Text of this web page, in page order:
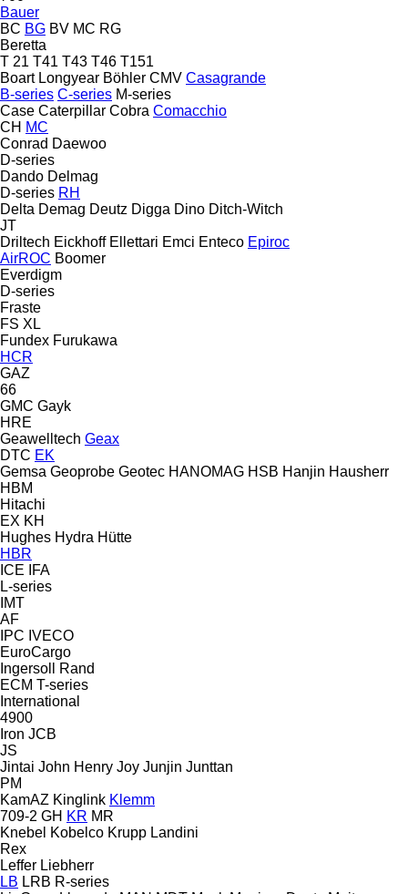
Bauer
BC BG BV MC RG
Beretta
T 21 T41 T43 T46 T151
Boart Longyear Böhler CMV Casagrande
B-series C-series M-series
Case Caterpillar Cobra Comacchio
CH MC
Conrad Daewoo
D-series
Dando Delmag
D-series RH
Delta Demag Deutz Digga Dino Ditch-Witch
JT
Driltech Eickhoff Ellettari Emci Enteco Epiroc
AirROC Boomer
Everdigm
D-series
Fraste
FS XL
Fundex Furukawa
HCR
GAZ
66
GMC Gayk
HRE
Geawelltech Geax
DTC EK
Gemsa Geoprobe Geotec HANOMAG HSB Hanjin Hausherr
HBM
Hitachi
EX KH
Hughes Hydra Hütte
HBR
ICE
IFA
L-series
IMT
AF
IPC IVECO
EuroCargo
Ingersoll Rand
ECM T-series
International
4900
Iron JCB
JS
Jintai John Henry Joy Junjin Junttan
PM
KamAZ Kinglink Klemm
709-2 GH KR MR
Knebel Kobelco Krupp Landini
Rex
Leffer Liebherr
LB LRB R-series